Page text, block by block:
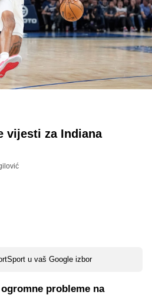
vijesti za Indiana
u vaš Google izbor
probleme na